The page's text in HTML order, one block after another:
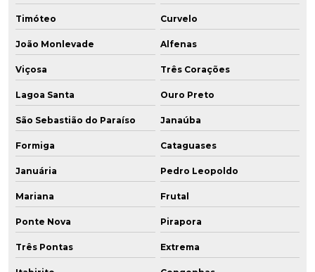
Timóteo Curvelo
João Monlevade Alfenas
Viçosa Três Corações
Lagoa Santa Ouro Preto
São Sebastião do Paraíso Janaúba
Formiga Cataguases
Januária Pedro Leopoldo
Mariana Frutal
Ponte Nova Pirapora
Três Pontas Extrema